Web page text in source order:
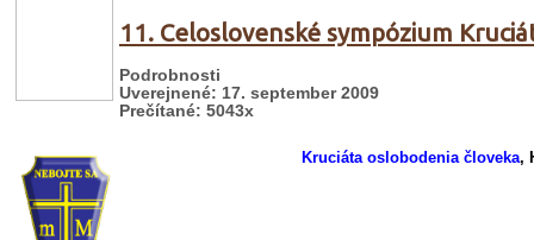
11. Celoslovenské sympózium
Podrobnosti
Uverejnené: 17. september 2009
Prečítané: 5043x
Kruciáta oslobodenia človeka,